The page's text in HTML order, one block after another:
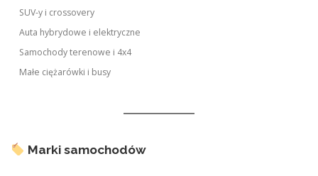
SUV-y i crossovery
Auta hybrydowe i elektryczne
Samochody terenowe i 4x4
Małe ciężarówki i busy
Marki samochodów